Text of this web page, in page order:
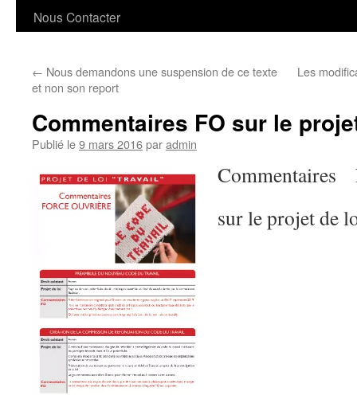
Nous Contacter
← Nous demandons une suspension de ce texte
et non son report
Les
Commentaires FO sur le
Publié le9 mars 2016paradmin
Commentaires
sur le projet de